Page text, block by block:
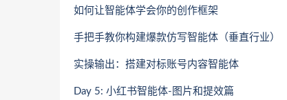
如何让智能体学会你的创作框架
手把手教你构建爆款仿写智能体（垂直行业）
实操输出：搭建对标账号内容智能体
Day 5: 小红书智能体-图片和提效篇